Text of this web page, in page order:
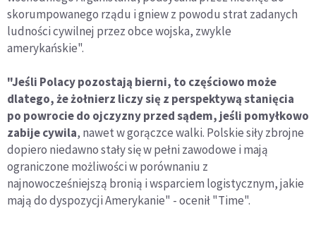
skorumpowanego rządu i gniew z powodu strat zadanych
ludności cywilnej przez obce wojska, zwykle
amerykańskie".
"Jeśli Polacy pozostają bierni, to częściowo może
dlatego, że żołnierz liczy się z perspektywą stanięcia
po powrocie do ojczyzny przed sądem, jeśli pomyłkowo
zabije cywila, nawet w gorączce walki. Polskie siły zbrojne
dopiero niedawno stały się w pełni zawodowe i mają
ograniczone możliwości w porównaniu z
najnowocześniejszą bronią i wsparciem logistycznym, jakie
mają do dyspozycji Amerykanie" - ocenił "Time".